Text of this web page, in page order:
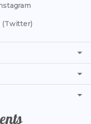
(Twitter)
mettons tout en